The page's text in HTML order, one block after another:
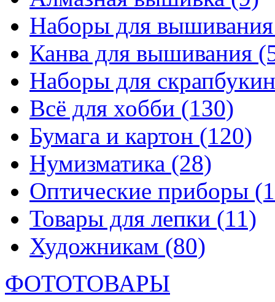
Наборы для
Канва для вышивания
Наборы для
Всё для хобби (130)
Бумага и картон (120)
Нумизматика (28)
Оптические приборы
Товары для лепки (11)
Художникам (80)
ФОТОТОВАРЫ